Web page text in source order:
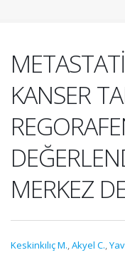
KANSER
MERKEZ
Keskinkılıç M.,Akyel C.,